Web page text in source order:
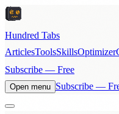
Hundred Tabs
ArticlesToolsSkillsOptimizer
Subscribe — Free
Open menu Subscribe —